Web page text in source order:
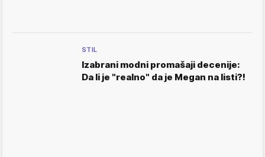
STIL
Izabrani modni promašaji decenije:
Da li je "realno" da je Megan na listi?!